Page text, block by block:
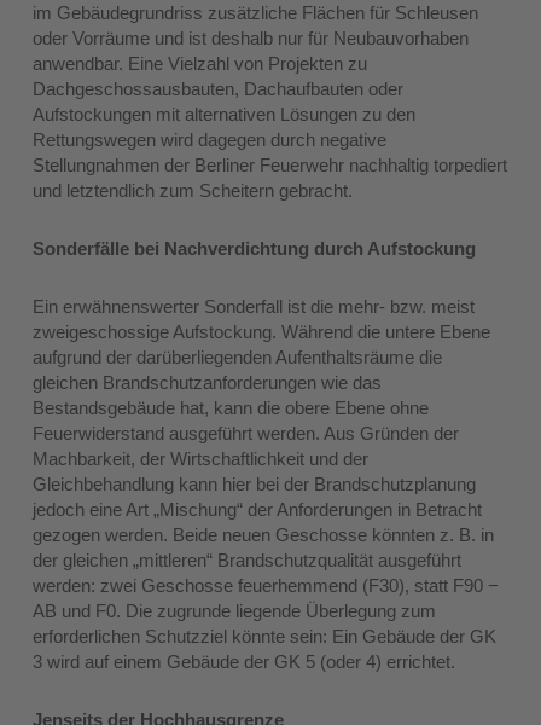
im Gebäudegrundriss zusätzliche Flächen für Schleusen
oder Vorräume und ist deshalb nur für Neubauvorhaben
anwendbar. Eine Vielzahl von Projekten zu
Dachgeschossausbauten, Dachaufbauten oder
Aufstockungen mit alternativen Lösungen zu den
Rettungswegen wird dagegen durch negative
Stellungnahmen der Berliner Feuerwehr nachhaltig torpediert
und letztendlich zum Scheitern gebracht.
Sonderfälle bei Nachverdichtung durch Aufstockung
Ein erwähnenswerter Sonderfall ist die mehr- bzw. meist
zweigeschossige Aufstockung. Während die untere Ebene
aufgrund der darüberliegenden Aufenthaltsräume die
gleichen Brandschutzanforderungen wie das
Bestandsgebäude hat, kann die obere Ebene ohne
Feuerwiderstand ausgeführt werden. Aus Gründen der
Machbarkeit, der Wirtschaftlichkeit und der
Gleichbehandlung kann hier bei der Brandschutzplanung
jedoch eine Art „Mischung“ der Anforderungen in Betracht
gezogen werden. Beide neuen Geschosse könnten z. B. in
der gleichen „mittleren“ Brandschutzqualität ausgeführt
werden: zwei Geschosse feuerhemmend (F30), statt F90 −
AB und F0. Die zugrunde liegende Überlegung zum
erforderlichen Schutzziel könnte sein: Ein Gebäude der GK
3 wird auf einem Gebäude der GK 5 (oder 4) errichtet.
Jenseits der Hochhausgrenze